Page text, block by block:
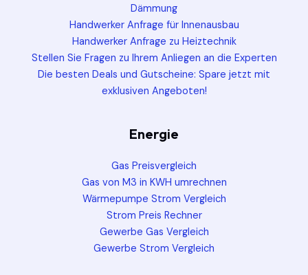
Dämmung
Handwerker Anfrage für Innenausbau
Handwerker Anfrage zu Heiztechnik
Stellen Sie Fragen zu Ihrem Anliegen an die Experten
Die besten Deals und Gutscheine: Spare jetzt mit
exklusiven Angeboten!
Energie
Gas Preisvergleich
Gas von M3 in KWH umrechnen
Wärmepumpe Strom Vergleich
Strom Preis Rechner
Gewerbe Gas Vergleich
Gewerbe Strom Vergleich